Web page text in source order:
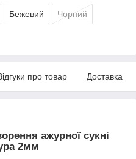
Бежевий Чорний
про товар Доставка
ажурної сукні
2мм